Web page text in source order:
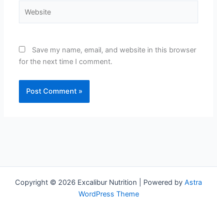
Save my name, email, and website in this browser
for the next time I comment.
Copyright © 2026 Excalibur Nutrition | Powered by Astra
WordPress Theme